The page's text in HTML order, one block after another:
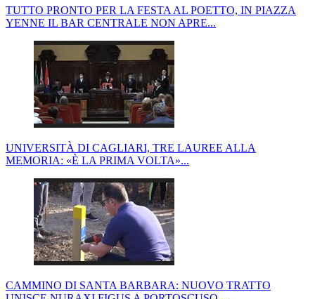
TUTTO PRONTO PER LA FESTA AL POETTO, IN PIAZZA
YENNE IL BAR CENTRALE NON APRE...
UNIVERSITÀ DI CAGLIARI, TRE LAUREE ALLA
MEMORIA: «È LA PRIMA VOLTA»...
CAMMINO DI SANTA BARBARA: NUOVO TRATTO